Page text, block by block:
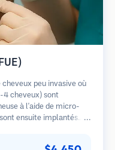
cheveux peu invasive où
4 cheveux) sont
à l'aide de micro-
ensuite implantés